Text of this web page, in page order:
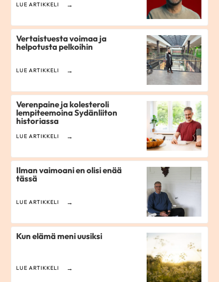
LUE ARTIKKELI
Vertaistuesta voimaa ja
helpotusta pelkoihin
LUE ARTIKKELI
Verenpaine ja kolesteroli
lempiteemoina Sydänliiton
historiassa
LUE ARTIKKELI
Ilman vaimoani en olisi enää
tässä
LUE ARTIKKELI
Kun elämä meni uusiksi
LUE ARTIKKELI